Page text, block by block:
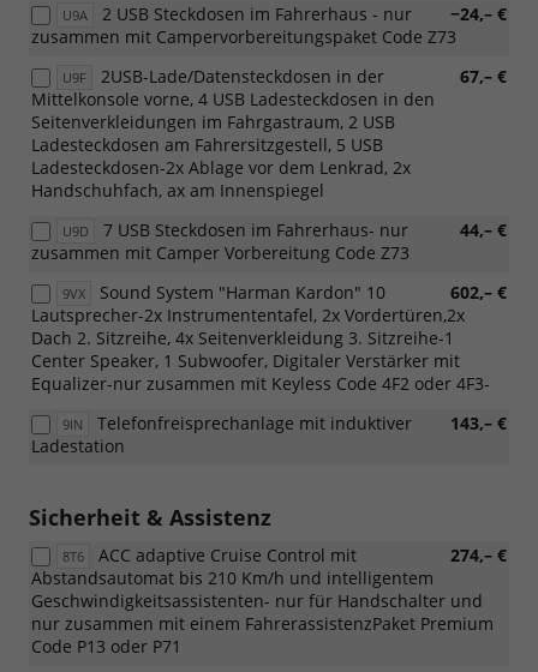
U9A −24,– €
2 USB Steckdosen im Fahrerhaus - nur
zusammen mit Campervorbereitungspaket Code Z73
U9F 67,– €
2USB-Lade/Datensteckdosen in der
Mittelkonsole vorne, 4 USB Ladesteckdosen in den
Seitenverkleidungen im Fahrgastraum, 2 USB
Ladesteckdosen am Fahrersitzgestell, 5 USB
Ladesteckdosen-2x Ablage vor dem Lenkrad, 2x
Handschuhfach, ax am Innenspiegel
U9D 44,– €
7 USB Steckdosen im Fahrerhaus- nur
zusammen mit Camper Vorbereitung Code Z73
9VX 602,– €
Sound System "Harman Kardon" 10
Lautsprecher-2x Instrumententafel, 2x Vordertüren,2x
Dach 2. Sitzreihe, 4x Seitenverkleidung 3. Sitzreihe-1
Center Speaker, 1 Subwoofer, Digitaler Verstärker mit
Equalizer-nur zusammen mit Keyless Code 4F2 oder 4F3-
9IN 143,– €
Telefonfreisprechanlage mit induktiver
Ladestation
Sicherheit & Assistenz
8T6 274,– €
ACC adaptive Cruise Control mit
Abstandsautomat bis 210 Km/h und intelligentem
Geschwindigkeitsassistenten- nur für Handschalter und
nur zusammen mit einem FahrerassistenzPaket Premium
Code P13 oder P71